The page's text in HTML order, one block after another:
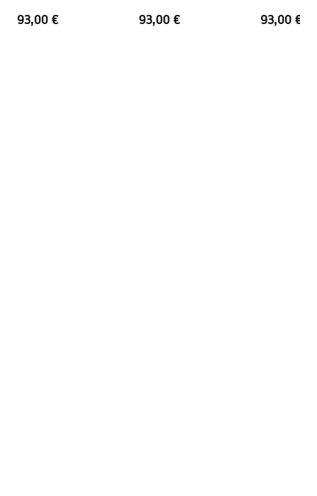
93,00 € 93,00 € 93,00 €